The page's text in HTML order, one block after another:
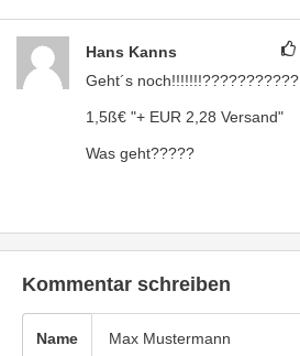
Hans Kanns
Geht´s noch!!!!!!!???????????
1,5ß€ "+ EUR 2,28 Versand"
Was geht?????
Kommentar schreiben
Name